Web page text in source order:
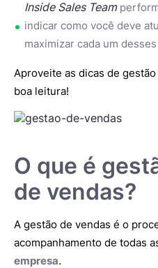
Inside Sales Team
indicar como você deve
maximizar cada um
Aproveite as dicas de
boa leitura!
O que é
de vendas?
A gestão de vendas é o
acompanhamento de todas
empresa.